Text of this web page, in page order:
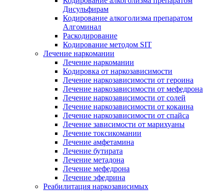
Дисульфирам
Кодирование алкоголизма препаратом
Алгоминал
Раскодирование
Кодирование методом SIT
Лечение наркомании
Лечение наркомании
Кодировка от наркозависимости
Лечение наркозависимости от героина
Лечение наркозависимости от мефедрона
Лечение наркозависимости от солей
Лечение наркозависимости от кокаина
Лечение наркозависимости от спайса
Лечение зависимости от марихуаны
Лечение токсикомании
Лечение амфетамина
Лечение бутирата
Лечение метадона
Лечение мефедрона
Лечение эфедрина
Реабилитация наркозависимых